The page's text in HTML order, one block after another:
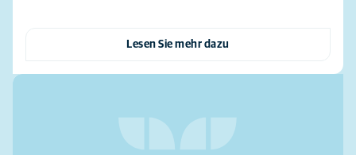
Lesen Sie mehr dazu